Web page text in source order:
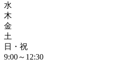
水
木
金
土
日・祝
9:00～12:30